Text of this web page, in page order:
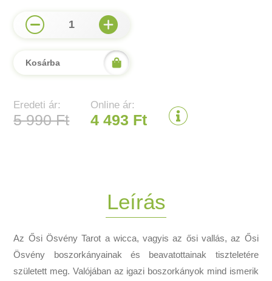
1
Kosárba
Eredeti ár:
5 990 Ft
Online ár:
4 493 Ft
Leírás
Az Ősi Ösvény Tarot a wicca, vagyis az ősi vallás, az Ősi
Ösvény boszorkányainak és beavatottainak tiszteletére
született meg. Valójában az igazi boszorkányok mind ismerik